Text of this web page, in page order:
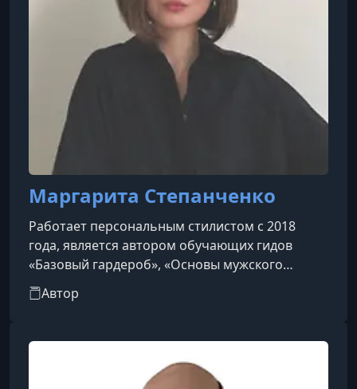
Маргарита Степанченко
Работает персональным стилистом с 2018
года, является автором обучающих гидов
«Базовый гардероб», «Основы мужского
гардероба» и сезонных трендбуков. С 2022 года
занимает должность бренд-директора сети
магазинов в Новосибирске. Специализируется
на формировании качественного базового
гардероба, уделяя особое внимание
Автор